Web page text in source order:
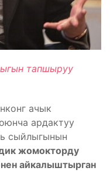
тапшыруу
ачык
ардактуу
сыйлыгынын
жомокторду
айкалыштырган